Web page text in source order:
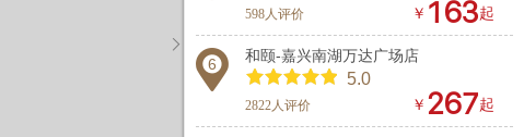
598人评价 ￥  起
6 和颐-嘉兴南湖万达广场店
5.0
2822人评价 ￥  起
